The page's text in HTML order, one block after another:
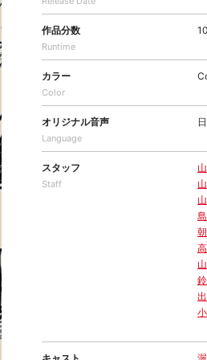
作品分数
Runtime
カラー
Color
オリジナル音声
Language
スタッフ
Staff